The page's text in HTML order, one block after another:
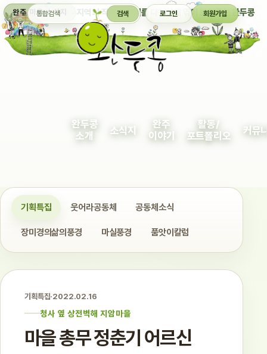
완주 마을 소식지 지역의 작은 이야기를 다정하게 엮어 보여주는 완두콩
통합검색 검색 로그인 회원가입
완두콩
소개
소식지
완주
이야기
활동/
포트폴리오
커뮤
기획특집 웃어라공동체 공동체소식
장미경의삶의풍경 마실풍경 품앗이칼럼
기획특집·2022.02.16
청사 옆 상전벽해 지암마을
마을 총무 정춘기 어르신